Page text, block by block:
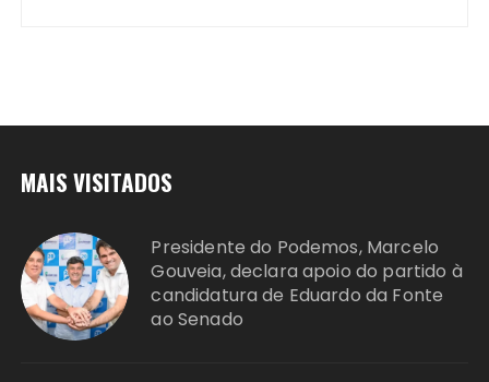
MAIS VISITADOS
Presidente do Podemos, Marcelo
Gouveia, declara apoio do partido à
candidatura de Eduardo da Fonte
ao Senado